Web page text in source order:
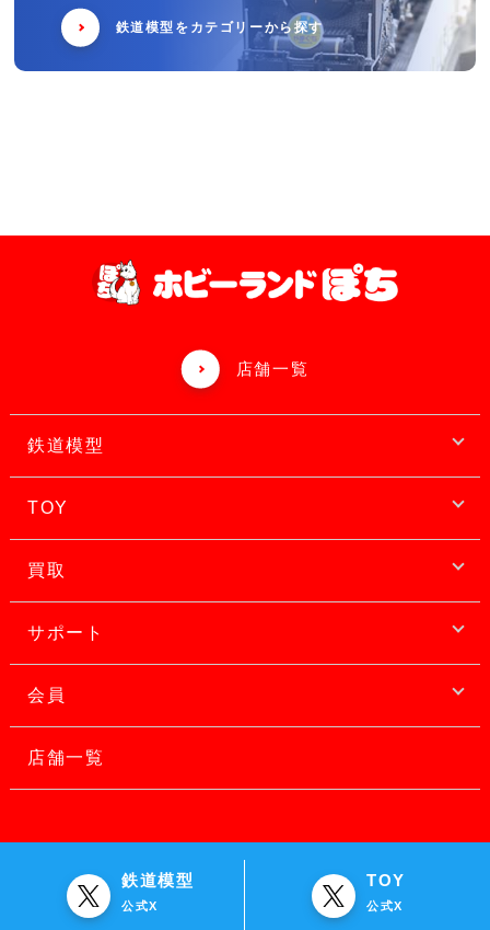
鉄道模型をカテゴリーから探す
店舗一覧
鉄道模型
TOY
買取
サポート
会員
店舗一覧
鉄道模型
公式X
TOY
公式X